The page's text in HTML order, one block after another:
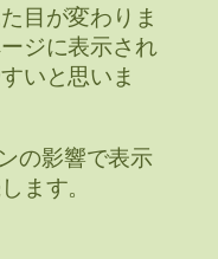
目が変わりま
ジに表示され
いと思いま
の影響で表示
ます。